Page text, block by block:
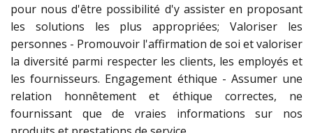
pour nous d'être possibilité d'y assister en proposant
les solutions les plus appropriées; Valoriser les
personnes - Promouvoir l'affirmation de soi et valoriser
la diversité parmi respecter les clients, les employés et
les fournisseurs. Engagement éthique - Assumer une
relation honnêtement et éthique correctes, ne
fournissant que de vraies informations sur nos